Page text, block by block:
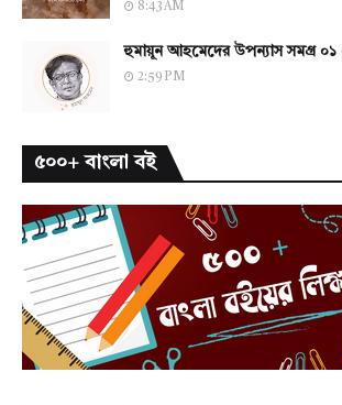
8:43 AM
হুমায়ূন আহমেদের উপন্যাস সমগ্র
2:59 PM
৫০০+ বাংলা বই